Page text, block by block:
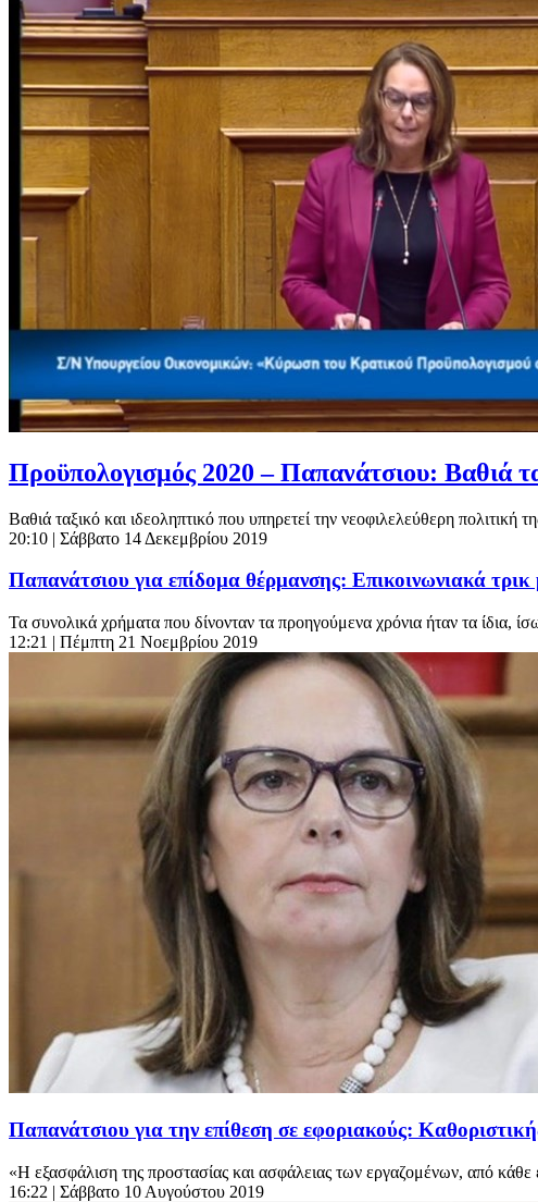
Προϋπολογισμός 2020 – Παπανάτσιου: Βαθιά
Βαθιά ταξικό και ιδεοληπτικό που υπηρετεί την νεοφιλελεύθερη πολιτική
20:10 | Σάββατο 14 Δεκεμβρίου 2019
Παπανάτσιου για επίδομα θέρμανσης: Επικοινωνιακά
Τα συνολικά χρήματα που δίνονταν τα προηγούμενα χρόνια ήταν τα ίδια,
12:21 | Πέμπτη 21 Νοεμβρίου 2019
Παπανάτσιου για την επίθεση σε εφοριακούς:
«Η εξασφάλιση της προστασίας και ασφάλειας των εργαζομένων, από κάθε
16:22 | Σάββατο 10 Αυγούστου 2019